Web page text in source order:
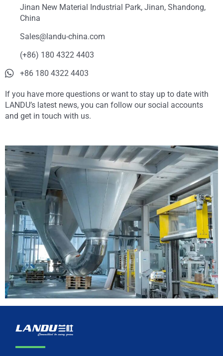
Jinan New Material Industrial Park, Jinan, Shandong,
China
Sales@landu-china.com
(+86) 180 4322 4403
+86 180 4322 4403
If you have more questions or want to stay up to date with
LANDU’s latest news, you can follow our social accounts
and get in touch with us.